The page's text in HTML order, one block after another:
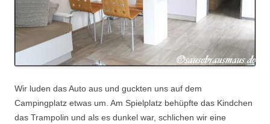
Wir luden das Auto aus und guckten uns auf dem
Campingplatz etwas um. Am Spielplatz behüpfte das Kindchen
das Trampolin und als es dunkel war, schlichen wir eine